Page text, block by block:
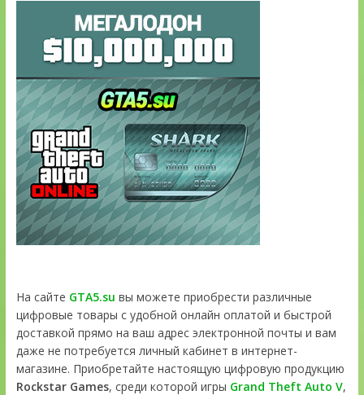
На сайте GTA5.su вы можете приобрести различные
цифровые товары с удобной онлайн оплатой и быстрой
доставкой прямо на ваш адрес электронной почты и вам
даже не потребуется личный кабинет в интернет-
магазине. Приобретайте настоящую цифровую продукцию
Rockstar Games, среди которой игры Grand Theft Auto V,